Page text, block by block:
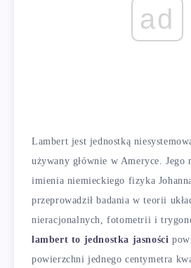
ad
Lambert jest jednostką
używany głównie w Ameryce. Jego
imienia niemieckiego fizyka
przeprowadził badania w teorii
nieracjonalnych, fotometrii i
lambert to jednostka jasności
powierzchni jednego centymetra